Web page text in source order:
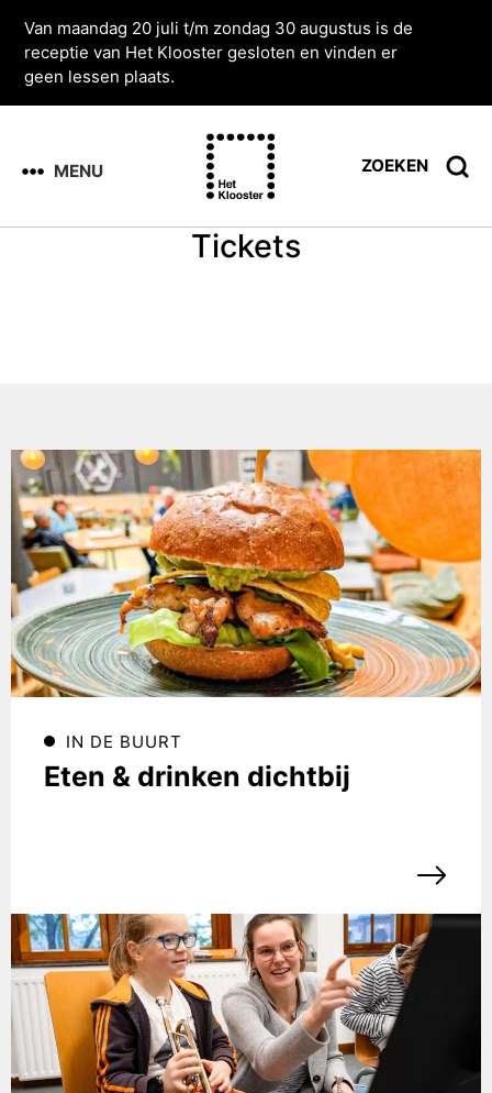
Van maandag 20 juli t/m zondag 30 augustus is de
receptie van Het Klooster gesloten en vinden er
geen lessen plaats.
MENU ZOEKEN
Tickets
IN DE BUURT
Eten & drinken dichtbij